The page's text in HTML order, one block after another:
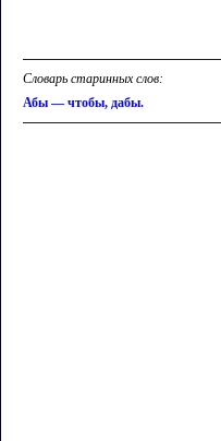
Словарь старинных слов:
Абы — чтобы, дабы.